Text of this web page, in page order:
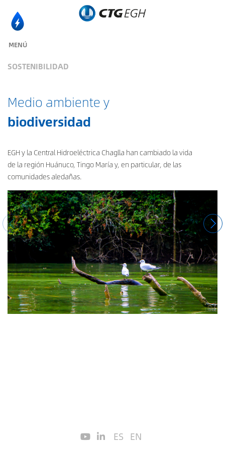
MENÚ
ES EN
SOSTENIBILIDAD
Medio ambiente y
biodiversidad
EGH y la Central Hidroeléctrica Chaglla han cambiado la vida
de la región Huánuco, Tingo María y, en particular, de las
comunidades aledañas.